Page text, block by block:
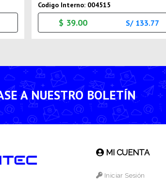
Codigo Interno: 004515
$ 39.00 S/ 133.77
A NUESTRO BOLETÍN
MI CUENTA
Iniciar Sesión